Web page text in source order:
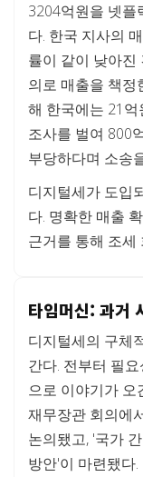
3204억원을 넷플
다. 한국 지사의
률이 같이 낮아진
의로 매출을 책정
해 한국에는 21
조사를 벌여 800
부당하다며 소송
디지털세가 도입
다. 명확한 매출
근거를 통해 조세
타임머신: 과거
디지털세의 구체
간다. 전부터 필
으로 이야기가 오
재무장관 회의에
논의됐고, '국가
방안'이 마련됐다